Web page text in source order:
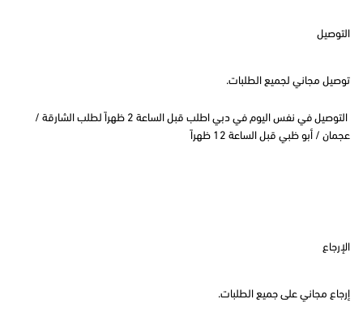
التوصيل
توصيل مجاني لجميع الطلبات.
التوصيل في نفس اليوم في دبي اطلب قبل الساعة 2 ظهراً لطلب الشارقة /
عجمان / أبو ظبي قبل الساعة 12 ظهراً
الإرجاع
إرجاع مجاني على جميع الطلبات.